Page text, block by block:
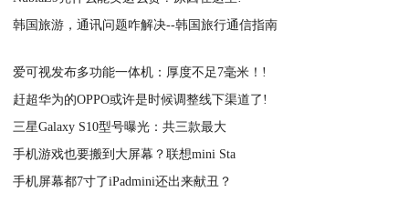
韩国旅游，通讯问题咋解决--韩国旅行通信指南
爱可视发布多功能一体机：厚度不足7毫米！!
赶超华为的OPPO或许是时候调整线下渠道了!
三星Galaxy S10型号曝光：共三款最大
手机游戏也要搬到大屏幕？联想mini Sta
手机屏幕都7寸了iPadmini还出来献丑？